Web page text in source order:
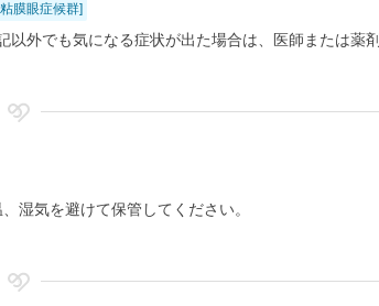
膜眼症候群]
外でも気になる症状が出た場合は、医師または薬
湿気を避けて保管してください。